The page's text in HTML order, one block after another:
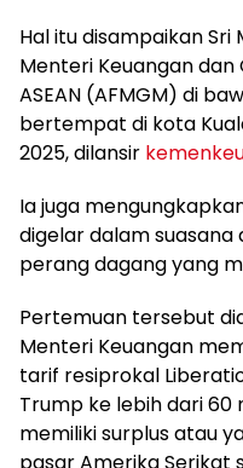
Hal itu disampaikan
Menteri Keuangan
ASEAN (AFMGM) di
bertempat di kota
2025, dilansir
Ia juga
digelar dalam
perang dagang yang
Pertemuan tersebut
Menteri Keuangan
tarif resiprokal
Trump ke lebih dari
memiliki surplus atau